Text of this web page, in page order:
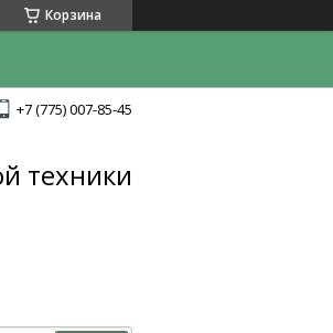
Корзина
+7 (775) 007-85-45
техники